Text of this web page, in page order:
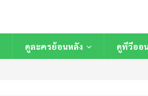
ดูละครย้อนหลัง ดูทีวีออ